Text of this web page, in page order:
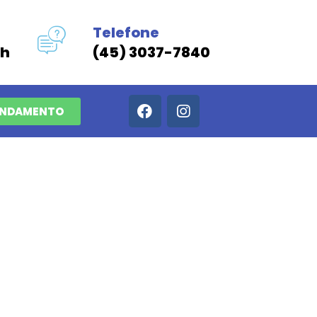
Telefone
(45) 3037-7840